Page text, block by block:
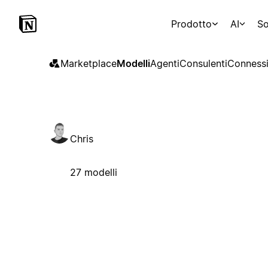
Prodotto AI
MarketplaceModelliAgentiConsulenti
Chris
27 modelli